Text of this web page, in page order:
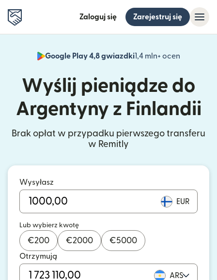
Zaloguj się Zarejestruj się
Google Play 4,8 gwiazdki1,4 mln+ ocen
(otwiera
Wyślij pieniądze do
Argentyny z Finlandii
Brak opłat w przypadku pierwszego transferu
w Remitly
Wysyłasz
EUR
Lub wybierz kwotę
€200 €2000 €5000
Otrzymują
ARS